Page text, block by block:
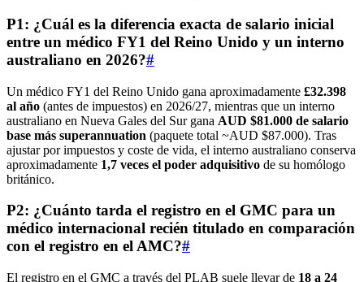
P1: ¿Cuál es la diferencia exacta de salario inicial
entre un médico FY1 del Reino Unido y un interno
australiano en 2026?#
Un médico FY1 del Reino Unido gana aproximadamente £32.398
al año (antes de impuestos) en 2026/27, mientras que un interno
australiano en Nueva Gales del Sur gana AUD $81.000 de salario
base más superannuation (paquete total ~AUD $87.000). Tras
ajustar por impuestos y coste de vida, el interno australiano conserva
aproximadamente 1,7 veces el poder adquisitivo de su homólogo
británico.
P2: ¿Cuánto tarda el registro en el GMC para un
médico internacional recién titulado en comparación
con el registro en el AMC?#
El registro en el GMC a través del PLAB suele llevar de 18 a 24